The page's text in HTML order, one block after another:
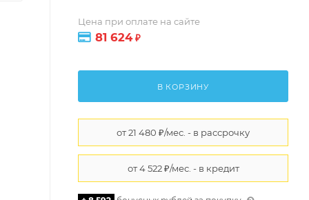
Цена при оплате на сайте
81 624₽
В КОРЗИНУ